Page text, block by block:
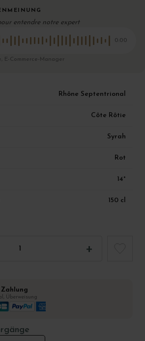
entendre notre expert
0:00
E-Commerce-Manager
Rhône Septentrional
Côte Rôtie
Syrah
Rot
14°
150 cl
Zahlung
Überweisung